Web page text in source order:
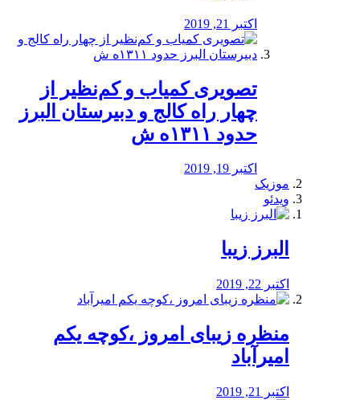
اکتبر 21, 2019
️تصویری کمیاب و کم‌نظیر از
چهار راه كالج و دبيرستان البرز
حدود ۱۳۱۱ه ش
اکتبر 19, 2019
موزیک
ویدئو
البرز زیبا
اکتبر 22, 2019
منظره‌‌ زیبای امروز ،کوچه یکم
امیرآباد
اکتبر 21, 2019